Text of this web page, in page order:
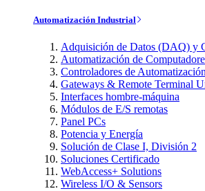
Automatización Industrial
Adquisición de Datos (DAQ) y
Automatización de
Controladores de Automatización
Gateways & Remote Terminal
Interfaces hombre-máquina
Módulos de E/S remotas
Panel PCs
Potencia y Energía
Solución de Clase I, División 2
Soluciones Certificado
WebAccess+ Solutions
Wireless I/O & Sensors